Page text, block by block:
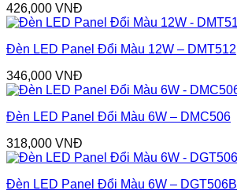
426,000 VNĐ
Đèn LED Panel Đổi Màu 12W – DMT512
346,000 VNĐ
Đèn LED Panel Đổi Màu 6W – DMC506
318,000 VNĐ
Đèn LED Panel Đổi Màu 6W – DGT506B